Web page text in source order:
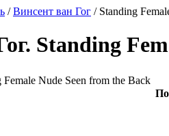
/Винсент ван Гог / Standing
. Standing